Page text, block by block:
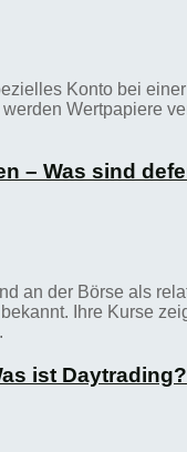
Konto bei
Wertpapiere
– Was sind
an der Börse als
Ihre Kurse
ist Daytrading?